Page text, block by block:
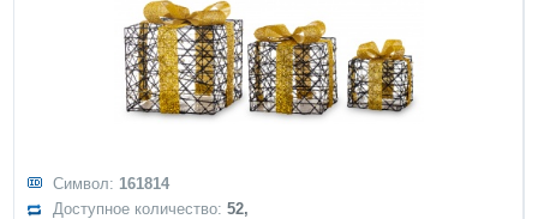
Символ: 161814
Доступное количество:52,